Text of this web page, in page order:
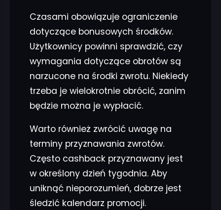
Czasami obowiązuje ograniczenie
dotyczące bonusowych środków.
Użytkownicy powinni sprawdzić, czy
wymagania dotyczące obrotów są
narzucone na środki zwrotu. Niekiedy
trzeba je wielokrotnie obrócić, zanim
będzie można je wypłacić.
Warto również zwrócić uwagę na
terminy przyznawania zwrotów.
Często cashback przyznawany jest
w określony dzień tygodnia. Aby
uniknąć nieporozumień, dobrze jest
śledzić kalendarz promocji.